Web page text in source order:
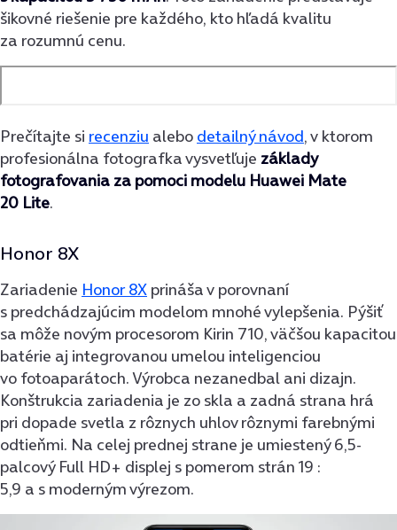
šikovné riešenie pre každého, kto hľadá kvalitu
za rozumnú cenu.
Prečítajte si recenziu alebo detailný návod, v ktorom
profesionálna fotografka vysvetľuje základy
fotografovania za pomoci modelu Huawei Mate
20 Lite.
Honor 8X
Zariadenie Honor 8X prináša v porovnaní
s predchádzajúcim modelom mnohé vylepšenia. Pýšiť
sa môže novým procesorom Kirin 710, väčšou kapacitou
batérie aj integrovanou umelou inteligenciou
vo fotoaparátoch. Výrobca nezanedbal ani dizajn.
Konštrukcia zariadenia je zo skla a zadná strana hrá
pri dopade svetla z rôznych uhlov rôznymi farebnými
odtieňmi. Na celej prednej strane je umiestený 6,5-
palcový Full HD+ displej s pomerom strán 19 :
5,9 a s moderným výrezom.